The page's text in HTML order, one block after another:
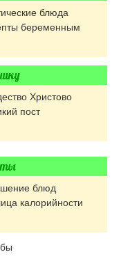
блюда
беременным
Христово
пост
блюд
калорийности